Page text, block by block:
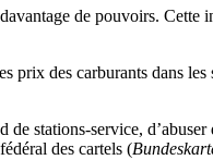
de pouvoirs. Cette
des carburants dans
stations-service,
des cartels (